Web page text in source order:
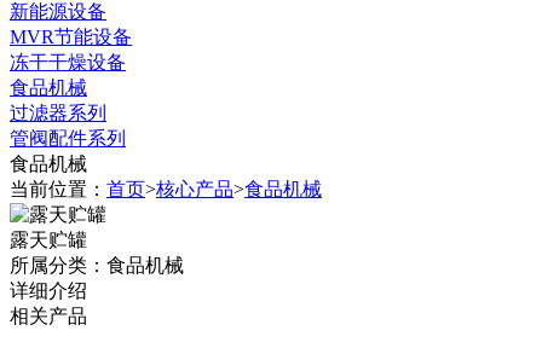
新能源设备
MVR节能设备
冻干干燥设备
食品机械
过滤器系列
管阀配件系列
食品机械
当前位置： 首页>核心产品>食品机械
露天贮罐
所属分类：食品机械
详细介绍
相关产品